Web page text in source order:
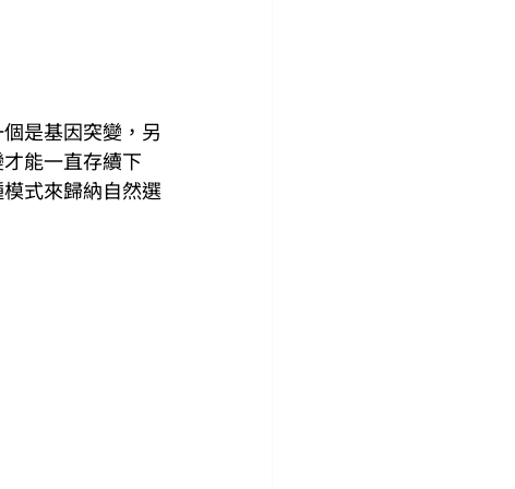
是基因突變，另
能一直存續下
式來歸納自然選